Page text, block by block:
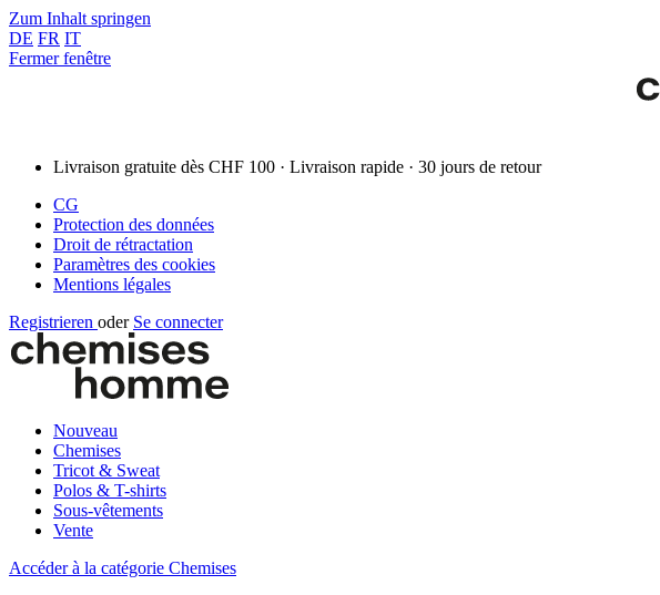
Zum Inhalt springen
DE FR IT
Fermer fenêtre
Livraison gratuite dès CHF 100 · Livraison rapide · 30 jours de retour
CG
Protection des données
Droit de rétractation
Paramètres des cookies
Mentions légales
Registrieren oder Se connecter
Nouveau
Chemises
Tricot & Sweat
Polos & T-shirts
Sous-vêtements
Vente
Accéder à la catégorie Chemises